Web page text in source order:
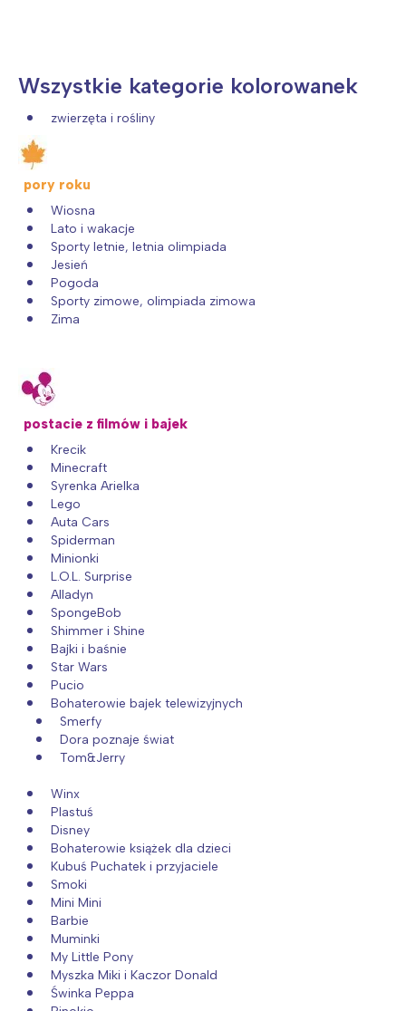
Wszystkie kategorie kolorowanek
zwierzęta i rośliny
pory roku
Wiosna
Lato i wakacje
Sporty letnie, letnia olimpiada
Jesień
Pogoda
Sporty zimowe, olimpiada zimowa
Zima
postacie z filmów i bajek
Krecik
Minecraft
Syrenka Arielka
Lego
Auta Cars
Spiderman
Minionki
L.O.L. Surprise
Alladyn
SpongeBob
Shimmer i Shine
Bajki i baśnie
Star Wars
Pucio
Bohaterowie bajek telewizyjnych
Smerfy
Dora poznaje świat
Tom&Jerry
Winx
Plastuś
Disney
Bohaterowie książek dla dzieci
Kubuś Puchatek i przyjaciele
Smoki
Mini Mini
Barbie
Muminki
My Little Pony
Myszka Miki i Kaczor Donald
Świnka Peppa
Interesują mnie wydarzenia z